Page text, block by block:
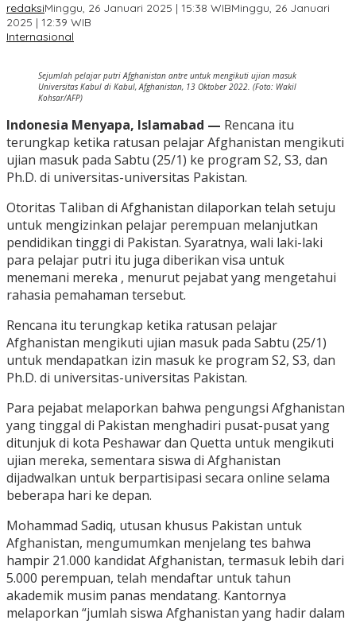
redaksiMinggu, 26 Januari 2025 | 15:38 WIBMinggu, 26 Januari
2025 | 12:39 WIB
Internasional
Sejumlah pelajar putri Afghanistan antre untuk mengikuti ujian masuk
Universitas Kabul di Kabul, Afghanistan, 13 Oktober 2022. (Foto: Wakil
Kohsar/AFP)
Indonesia Menyapa, Islamabad — Rencana itu
terungkap ketika ratusan pelajar Afghanistan mengikuti
ujian masuk pada Sabtu (25/1) ke program S2, S3, dan
Ph.D. di universitas-universitas Pakistan.
Otoritas Taliban di Afghanistan dilaporkan telah setuju
untuk mengizinkan pelajar perempuan melanjutkan
pendidikan tinggi di Pakistan. Syaratnya, wali laki-laki
para pelajar putri itu juga diberikan visa untuk
menemani mereka , menurut pejabat yang mengetahui
rahasia pemahaman tersebut.
Rencana itu terungkap ketika ratusan pelajar
Afghanistan mengikuti ujian masuk pada Sabtu (25/1)
untuk mendapatkan izin masuk ke program S2, S3, dan
Ph.D. di universitas-universitas Pakistan.
Para pejabat melaporkan bahwa pengungsi Afghanistan
yang tinggal di Pakistan menghadiri pusat-pusat yang
ditunjuk di kota Peshawar dan Quetta untuk mengikuti
ujian mereka, sementara siswa di Afghanistan
dijadwalkan untuk berpartisipasi secara online selama
beberapa hari ke depan.
Mohammad Sadiq, utusan khusus Pakistan untuk
Afghanistan, mengumumkan menjelang tes bahwa
hampir 21.000 kandidat Afghanistan, termasuk lebih dari
5.000 perempuan, telah mendaftar untuk tahun
akademik musim panas mendatang. Kantornya
melaporkan “jumlah siswa Afghanistan yang hadir dalam